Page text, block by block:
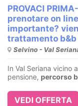
PROVACI
prenotare on
importante?
trattamento b&b
Selvino - Val
In Val Seriana vicino a
pensione, percorso
VEDI OFFERTA